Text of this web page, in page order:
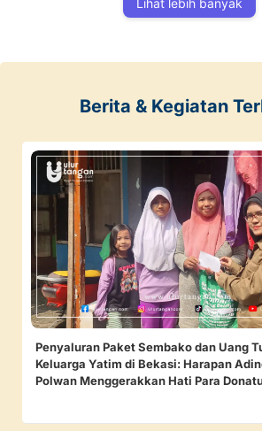
Berita & Kegiatan
Penyaluran Paket Sembako dan Uang
Keluarga Yatim di Bekasi: Harapan
Polwan Menggerakkan Hati Para